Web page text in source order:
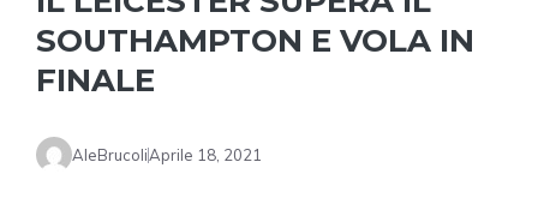
SOUTHAMPTON E VOLA IN
FINALE
AleBrucoliAprile 18, 2021